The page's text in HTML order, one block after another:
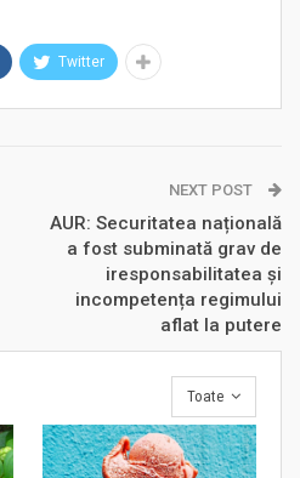
Twitter
NEXT POST
AUR: Securitatea națională
a fost subminată grav de
iresponsabilitatea și
incompetența regimului
aflat la putere
Toate